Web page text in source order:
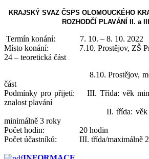
KRAJSKÝ SVAZ ČSPS OLOMOUCKÉHO
ROZHODČÍ PLAVÁNÍ II. a
Termín konání: 7. 10. – 8. 10. 2022
Místo konání: 7.10. Prostějov, ZŠ
24 – teoretická část
8.10. Prostějov, městské
část
Podmínky pro přijetí: III. Třída: věk
znalost plavání
II. třída: věk
minimálně 3 roky
Počet hodin: 20 hodin
Počet účastníků: III. třída/maximálně